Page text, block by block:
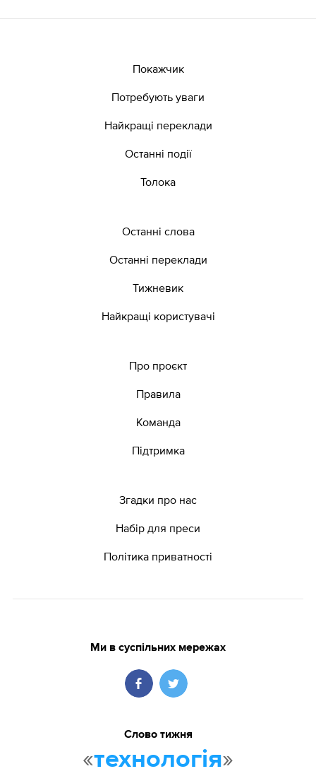
Покажчик
Потребують уваги
Найкращі переклади
Останні події
Толока
Останні слова
Останні переклади
Тижневик
Найкращі користувачі
Про проєкт
Правила
Команда
Підтримка
Згадки про нас
Набір для преси
Політика приватності
Ми в суспільних мережах
Слово тижня
«технологія»